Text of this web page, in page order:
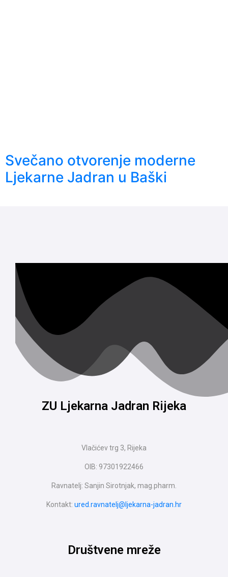
Svečano otvorenje moderne
Ljekarne Jadran u Baški
ZU Ljekarna Jadran Rijeka
Vlačićev trg 3, Rijeka
OIB: 97301922466
Ravnatelj: Sanjin Sirotnjak, mag.pharm.
Kontakt: ured.ravnatelj@ljekarna-jadran.hr
Društvene mreže